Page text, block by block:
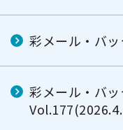
彩メール・バ
彩メール・バ